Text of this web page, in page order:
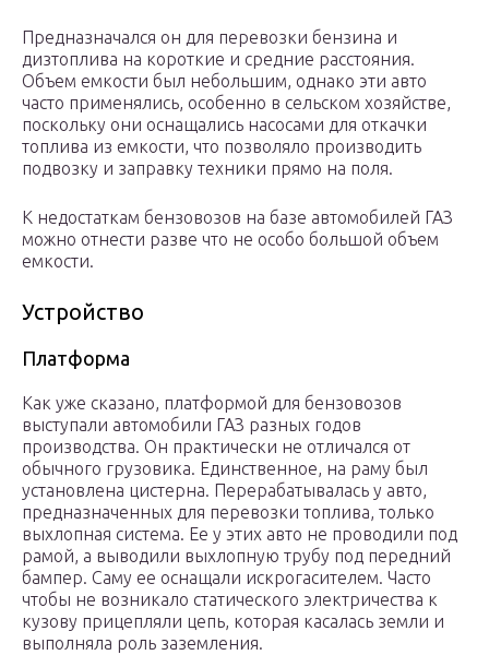
Предназначался он для перевозки бензина и
дизтоплива на короткие и средние расстояния.
Объем емкости был небольшим, однако эти авто
часто применялись, особенно в сельском хозяйстве,
поскольку они оснащались насосами для откачки
топлива из емкости, что позволяло производить
подвозку и заправку техники прямо на поля.
К недостаткам бензовозов на базе автомобилей ГАЗ
можно отнести разве что не особо большой объем
емкости.
Устройство
Платформа
Как уже сказано, платформой для бензовозов
выступали автомобили ГАЗ разных годов
производства. Он практически не отличался от
обычного грузовика. Единственное, на раму был
установлена цистерна. Перерабатывалась у авто,
предназначенных для перевозки топлива, только
выхлопная система. Ее у этих авто не проводили под
рамой, а выводили выхлопную трубу под передний
бампер. Саму ее оснащали искрогасителем. Часто
чтобы не возникало статического электричества к
кузову прицепляли цепь, которая касалась земли и
выполняла роль заземления.